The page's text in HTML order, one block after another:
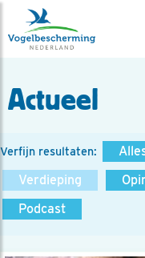
Actueel
Verfijn resultaten:
Verdieping
Podcast